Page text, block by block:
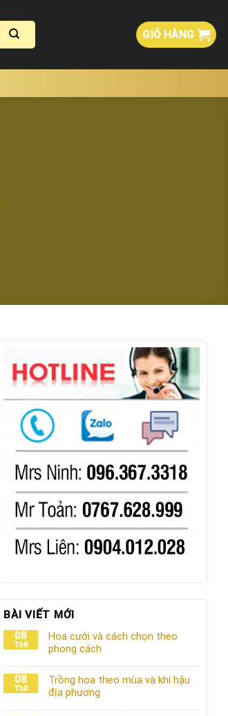
GIỎ HÀNG
BÀI VIẾT MỚI
08
Th8
Hoa cưới và cách chọn theo
phong cách
08
Th8
Trồng hoa theo mùa và khí hậu
địa phương